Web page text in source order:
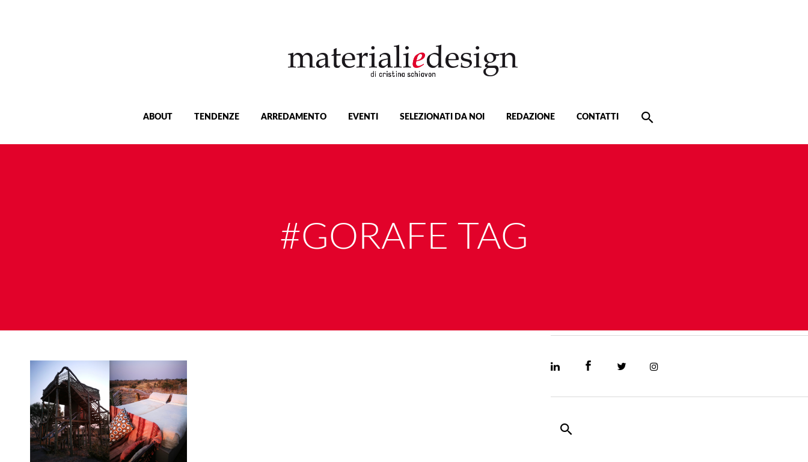
ABOUT TENDENZE ARREDAMENTO EVENTI SELEZIONATI DA NOI REDAZIONE CONTATTI
#GORAFE TAG